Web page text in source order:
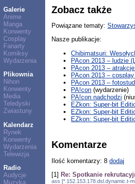
Galerie
Anime
Manga
Konwenty
Cosplay
Fanarty
Komiksy
Wydarzenia
Plikownia
Nihon
Konwenty
Media
Teledyski
Zwiastuny
Kalendarz
Rynek
Konwenty
Wydarzenia
Telewizja
Radio
Audycje
Muzyka
Zobacz także
Powiązane tematy:
Nasze publikacje:
Chibimatsuri:
PAcon 2013 – ludzie
PAcon 2013 –
PAcon 2013 –
PAcon 2013 –
PA!con (wydarzenie)
PA!con nadchodzi
EZkon: Super-bit
EZkon: Super-bit
EZkon: Super-bit
Komentarze
Ilość komentarzy: 8dodaj
[1] Re: Spotkanie
ass [*.152.153.178.dsl.dynamic.t-